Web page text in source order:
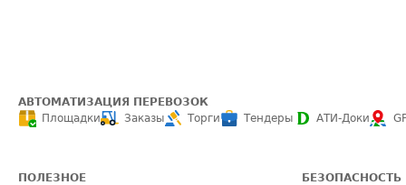
АВТОМАТИЗАЦИЯ ПЕРЕВОЗОК
Площадки
Заказы Торги Тендеры АТИ-Доки
ПОЛЕЗНОЕ БЕЗОПАСНОСТЬ